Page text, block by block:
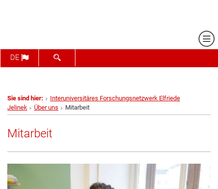
DE SUCHFORMULAR ÖFFNEN
Sie sind hier:
Interuniversitäres Forschungsnetzwerk Elfriede
Jelinek
Über uns Mitarbeit
Mitarbeit